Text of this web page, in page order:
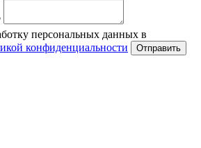
персональных данных в
конфиденциальности Отправить